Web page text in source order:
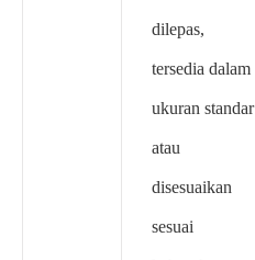
dilepas,
tersedia dalam
ukuran standar
atau
disesuaikan
sesuai